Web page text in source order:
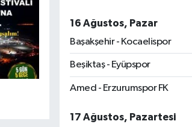
16 Ağustos, Pazar
Başakşehir - Kocaelispor
Beşiktaş - Eyüpspor
Amed - Erzurumspor FK
17 Ağustos, Pazartesi